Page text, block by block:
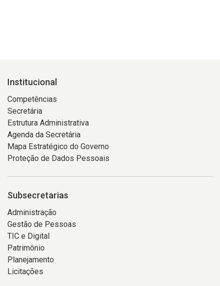
Institucional
Competências
Secretária
Estrutura Administrativa
Agenda da Secretária
Mapa Estratégico do Governo
Proteção de Dados Pessoais
Subsecretarias
Administração
Gestão de Pessoas
TIC e Digital
Patrimônio
Planejamento
Licitações